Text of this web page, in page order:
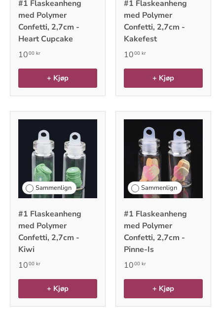
#1 Flaskeanheng
med Polymer
Confetti, 2,7cm -
Heart Cupcake
1000 kr
+ Kjøp
#1 Flaskeanheng
med Polymer
Confetti, 2,7cm -
Kakefest
1000 kr
+ Kjøp
Sammenlign
#1 Flaskeanheng
med Polymer
Confetti, 2,7cm -
Kiwi
1000 kr
+ Kjøp
Sammenlign
#1 Flaskeanheng
med Polymer
Confetti, 2,7cm -
Pinne-Is
1000 kr
+ Kjøp